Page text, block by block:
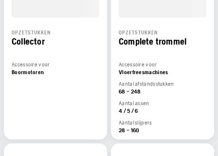
OPZETSTUKKEN
Collector
Accessoire voor
Boormotoren
OPZETSTUKKEN
Complete trommel
Accessoire voor
Vloerfreesmachines
Aantal afstandsstukken
68 – 248
Aantal assen
4 / 5 / 6
Aantal slijpers
28 – 160